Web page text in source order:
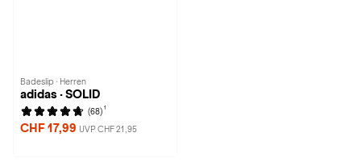
Badeslip · Herren
adidas · SOLID
(68) 1
CHF 17,99 UVP CHF 21,95